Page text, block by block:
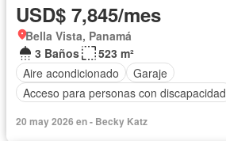
USD$ 7,845/mes
Bella Vista, Panamá
3 Baños
523 m²
Aire acondicionado
Garaje
Acceso para personas con discapacidad
20 may 2026 en - Becky Katz